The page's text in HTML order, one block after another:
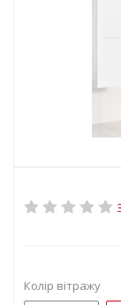
Колір вітражу